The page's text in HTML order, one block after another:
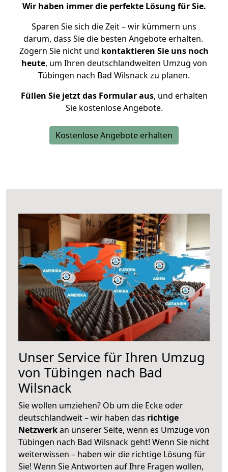
Wir haben immer die perfekte Lösung für Sie.
Sparen Sie sich die Zeit – wir kümmern uns
darum, dass Sie die besten Angebote erhalten.
Zögern Sie nicht und kontaktieren Sie uns noch
heute, um Ihren deutschlandweiten Umzug von
Tübingen nach Bad Wilsnack zu planen.
Füllen Sie jetzt das Formular aus, und erhalten
Sie kostenlose Angebote.
Kostenlose Angebote erhalten
Unser Service für Ihren Umzug
von Tübingen nach Bad
Wilsnack
Sie wollen umziehen? Ob um die Ecke oder
deutschlandweit – wir haben das richtige
Netzwerkan unserer Seite, wenn es Umzüge von
Tübingen nach Bad Wilsnack geht! Wenn Sie nicht
weiterwissen – haben wir die richtige Lösung für
Sie! Wenn Sie Antworten auf Ihre Fragen wollen,